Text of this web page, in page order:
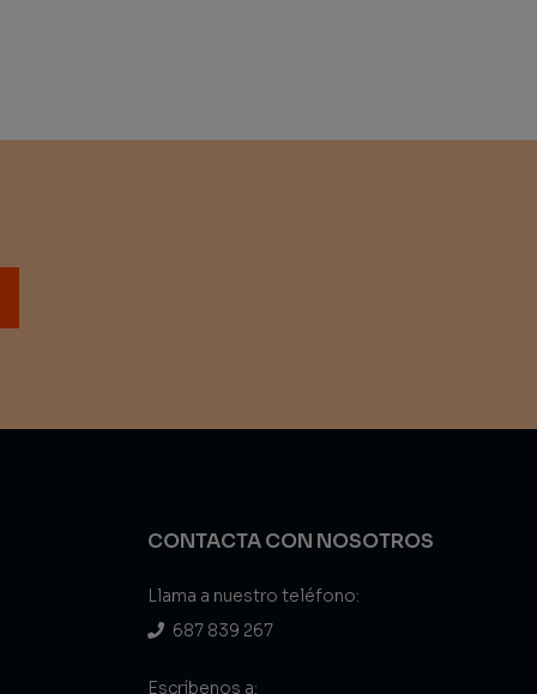
CONTACTA CON NOSOTROS
Llama a nuestro teléfono:
687 839 267
Escríbenos a: